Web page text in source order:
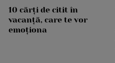
10 cărți de citit în
vacanță, care te vor
emoționa